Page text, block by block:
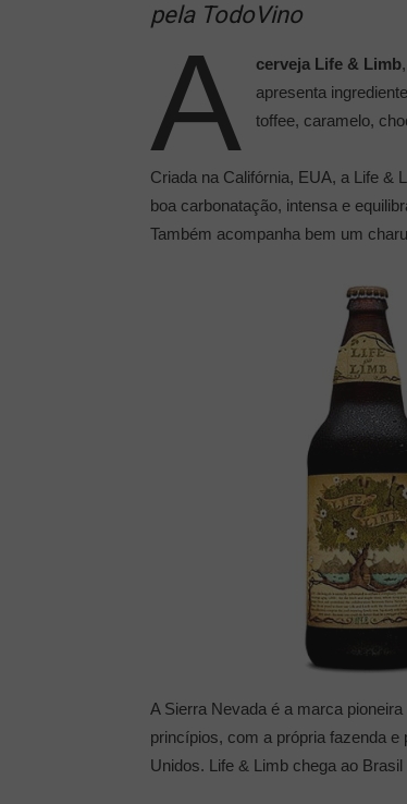
pela TodoVino
A cerveja Life & Limb
apresenta
toffee, caramelo,
Criada na Califórnia, EUA, a Life &
boa carbonatação, intensa e
Também acompanha bem um
A Sierra Nevada é a marca
princípios, com a própria fazenda
Unidos. Life & Limb chega ao